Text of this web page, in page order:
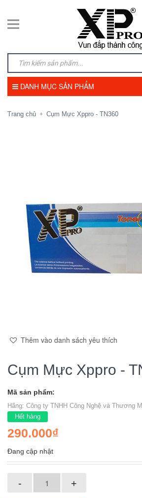
DANH MỤC SẢN PHẨM
Trang chủ + Cụm Mực Xppro - TN360
Thêm vào danh sách yêu thích
Cụm Mực Xppro -
Mã sản phẩm:
Hãng: Công ty TNHH Công Nghệ và Thương
Hết hàng
290.000₫
Đang cập nhật
- +